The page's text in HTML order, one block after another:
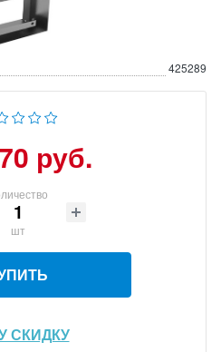
425289
руб.
шт
СКИДКУ